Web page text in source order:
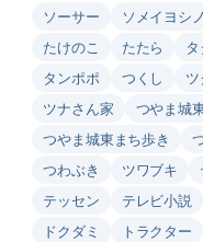
ソーサー
ソメイヨシノ
たけのこ
たたら
タンポポ
つくし
ツナさん家
つやま城
つやま城東まち歩き
つわぶき
ツワブキ
テッセン
テレビ小説
ドクダミ
トラクター